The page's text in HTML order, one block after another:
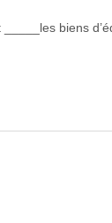
biens